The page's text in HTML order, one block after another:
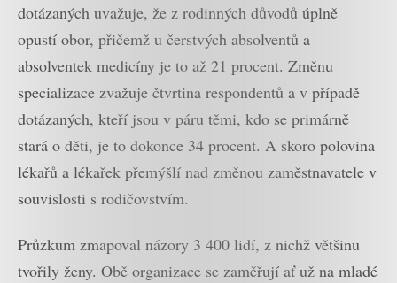
dotázaných uvažuje, že z rodinných důvodů úplně
opustí obor, přičemž u čerstvých absolventů a
absolventek medicíny je to až 21 procent. Změnu
specializace zvažuje čtvrtina respondentů a v případě
dotázaných, kteří jsou v páru těmi, kdo se primárně
stará o děti, je to dokonce 34 procent. A skoro polovina
lékařů a lékařek přemýšlí nad změnou zaměstnavatele v
souvislosti s rodičovstvím.
Průzkum zmapoval názory 3 400 lidí, z nichž většinu
tvořily ženy. Obě organizace se zaměřují ať už na mladé